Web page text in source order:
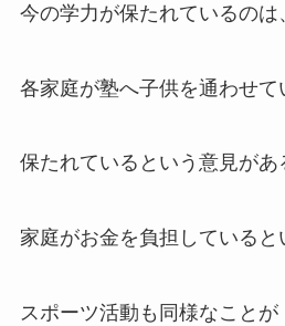
今の学力が保たれているのは
各家庭が塾へ子供を通わせて
保たれているという意見があ
家庭がお金を負担していると
スポーツ活動も同様なことが